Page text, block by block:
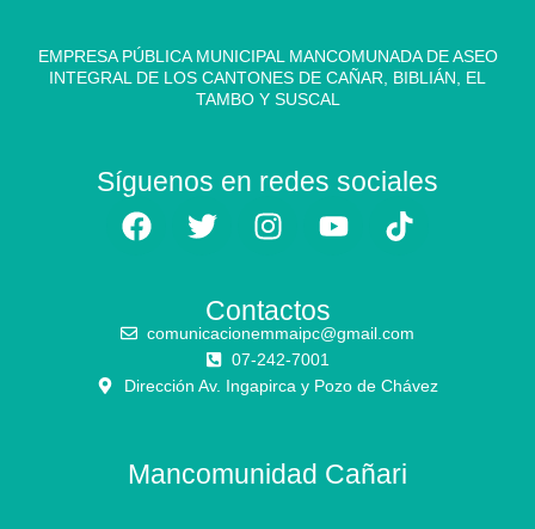
EMPRESA PÚBLICA MUNICIPAL MANCOMUNADA DE ASEO
INTEGRAL DE LOS CANTONES DE CAÑAR, BIBLIÁN, EL
TAMBO Y SUSCAL
Síguenos en redes sociales
Contactos
comunicacionemmaipc@gmail.com
07-242-7001
Dirección Av. Ingapirca y Pozo de Chávez
Mancomunidad Cañari